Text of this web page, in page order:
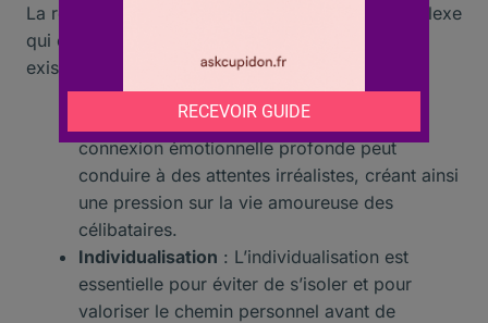
La recherche de l’âme sœur est un voyage complexe
qui engage de nombreuses dimensions de notre
existence.
Connexion émotionnelle: La quête d’une
connexion émotionnelle profonde peut
conduire à des attentes irréalistes, créant ainsi
une pression sur la vie amoureuse des
célibataires.
Individualisation : L’individualisation est
essentielle pour éviter de s’isoler et pour
valoriser le chemin personnel avant de